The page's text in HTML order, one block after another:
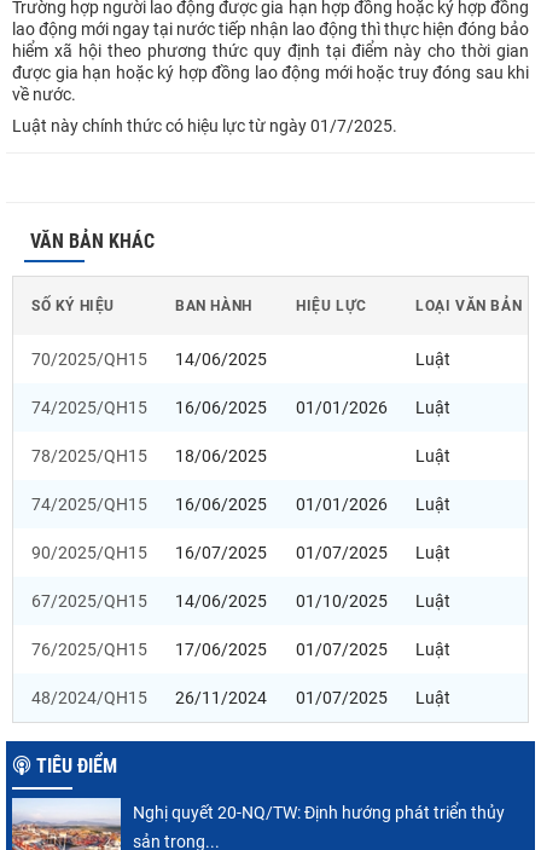
Trường hợp người lao động được gia hạn hợp đồng hoặc ký hợp đồng
lao động mới ngay tại nước tiếp nhận lao động thì thực hiện đóng bảo
hiểm xã hội theo phương thức quy định tại điểm này cho thời gian
được gia hạn hoặc ký hợp đồng lao động mới hoặc truy đóng sau khi
về nước.
Luật này chính thức có hiệu lực từ ngày 01/7/2025.
VĂN BẢN KHÁC
SỐ KÝ HIỆU BAN HÀNH HIỆU LỰC LOẠI VĂN BẢN
70/2025/QH15 14/06/2025 Luật
74/2025/QH15 16/06/2025 01/01/2026 Luật
78/2025/QH15 18/06/2025 Luật
74/2025/QH15 16/06/2025 01/01/2026 Luật
90/2025/QH15 16/07/2025 01/07/2025 Luật
67/2025/QH15 14/06/2025 01/10/2025 Luật
76/2025/QH15 17/06/2025 01/07/2025 Luật
48/2024/QH15 26/11/2024 01/07/2025 Luật
TIÊU ĐIỂM
Nghị quyết 20-NQ/TW: Định hướng phát triển thủy
sản trong...